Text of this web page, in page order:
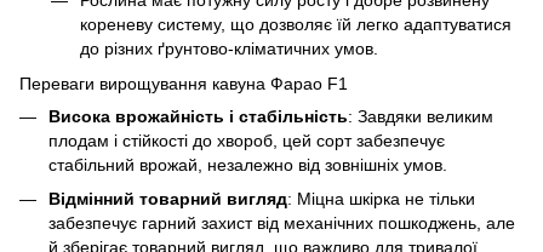
кореневу систему, що дозволяє їй легко адаптуватися
до різних ґрунтово-кліматичних умов.
Переваги вирощування кавуна Фарао F1
Висока врожайність і стабільність: Завдяки великим
плодам і стійкості до хвороб, цей сорт забезпечує
стабільний врожай, незалежно від зовнішніх умов.
Відмінний товарний вигляд: Міцна шкірка не тільки
забезпечує гарний захист від механічних пошкоджень, але
й зберігає товарний вигляд, що важливо для тривалої